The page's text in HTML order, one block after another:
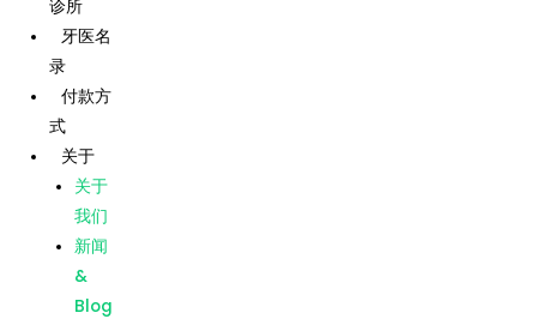
主页
我们提
供的服
务
我们的
诊所
牙医名
诊所
牙医名
录
付款方
式
关于
关于
我们
新闻
&
Blog